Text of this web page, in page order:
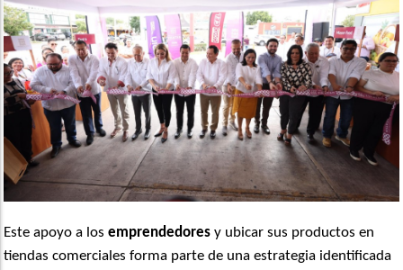
Este apoyo a losemprendedores y ubicar sus productos en
tiendas comerciales forma parte de una estrategia identificada